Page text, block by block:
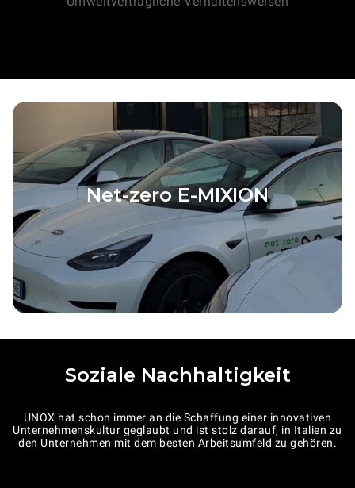
Net-zero E-MIXION
Soziale Nachhaltigkeit
UNOX hat schon immer an die Schaffung einer innovativen
Unternehmenskultur geglaubt und ist stolz darauf, in Italien zu
den Unternehmen mit dem besten Arbeitsumfeld zu gehören.